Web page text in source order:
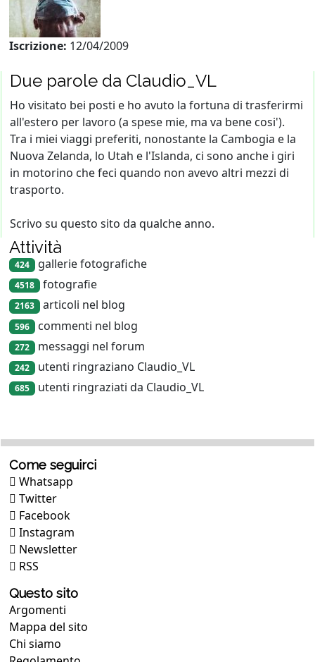
Iscrizione: 12/04/2009
Due parole da Claudio_VL
Ho visitato bei posti e ho avuto la fortuna di trasferirmi
all'estero per lavoro (a spese mie, ma va bene cosi').
Tra i miei viaggi preferiti, nonostante la Cambogia e la
Nuova Zelanda, lo Utah e l'Islanda, ci sono anche i giri
in motorino che feci quando non avevo altri mezzi di
trasporto.
Scrivo su questo sito da qualche anno.
Attività
424 gallerie fotografiche
4518 fotografie
2163 articoli nel blog
596 commenti nel blog
272 messaggi nel forum
242 utenti ringraziano Claudio_VL
685 utenti ringraziati da Claudio_VL
Come seguirci
Whatsapp
Twitter
Facebook
Instagram
Newsletter
RSS
Questo sito
Argomenti
Mappa del sito
Chi siamo